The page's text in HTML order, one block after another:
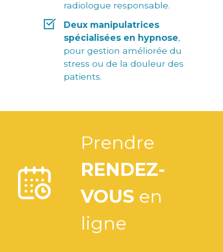
radiologue responsable.
Deux manipulatrices
spécialisées en hypnose,
pour gestion améliorée du
stress ou de la douleur des
patients.
Prendre
RENDEZ-
VOUS en
ligne